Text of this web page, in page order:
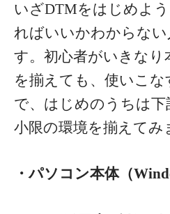
いざDTMをはじめよ
ればいいかわからない
す。初心者がいきなり
を揃えても、使いこ
で、はじめのうちは
小限の環境を揃えてみ
・パソコン本体（